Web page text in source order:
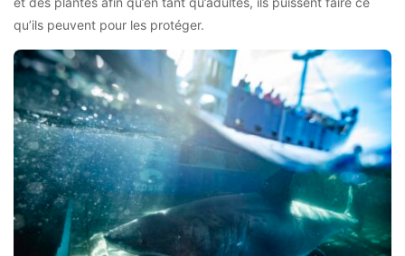
qu’ils peuvent pour les protéger.